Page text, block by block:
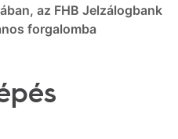
az FHB Jelzálogbank
forgalomba